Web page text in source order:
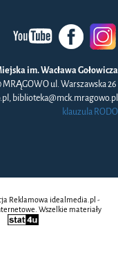
im. Wacława Gołowicza
MRĄGOWO ul. Warszawska 26
biblioteka@mck.mragowo.pl
klauzula RODO
Reklamowa idealmedia.pl -
Wszelkie materiały